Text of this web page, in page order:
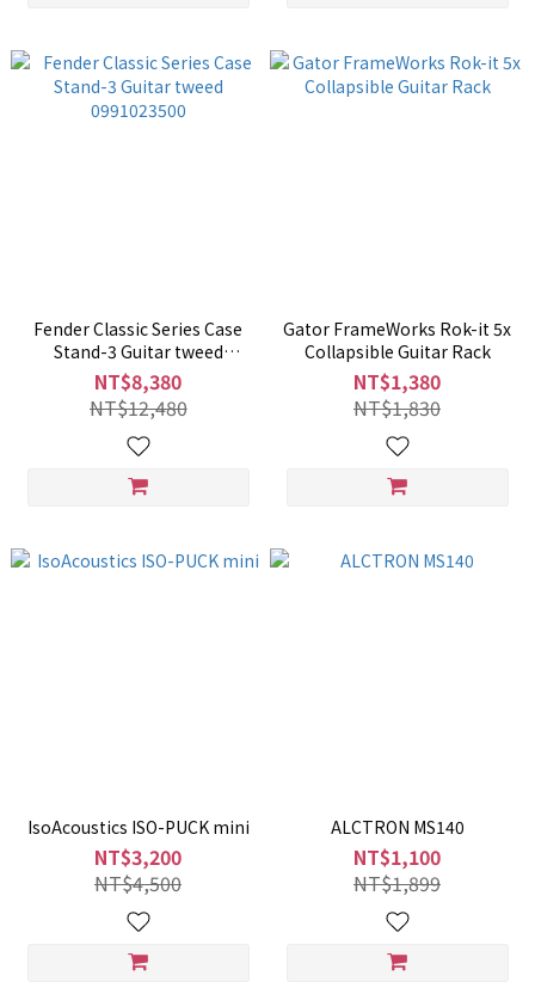
Fender Classic Series Case
Stand-3 Guitar tweed
0991023500
NT$8,380
NT$12,480
Gator FrameWorks Rok-it 5x
Collapsible Guitar Rack
NT$1,380
NT$1,830
IsoAcoustics ISO-PUCK mini
NT$3,200
NT$4,500
ALCTRON MS140
NT$1,100
NT$1,899